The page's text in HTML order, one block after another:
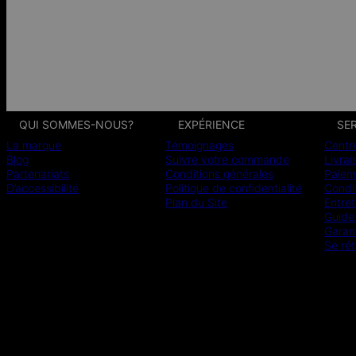
QUI SOMMES-NOUS?
La marque
Blog
Partenariats
D’accessibilité
EXPÉRIENCE
Témoignages
Suivre votre commande
Conditions générales
Politique de confidentialité
Plan du Site
Se